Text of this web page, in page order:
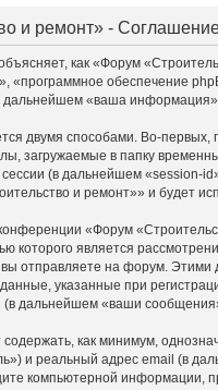
и ремонт» -
как «Форум
«программное обеспечение
дальнейшем «ваша
двумя способами. Во-первых,
загружаемые в папку
(в дальнейшем «session-
и ремонт»» и будет
«Форум
которого является
отправляете на форум.
указанные при
(в дальнейшем «ваши
содержать, как минимум,
и реальный адрес email (в
компьютерной информации,